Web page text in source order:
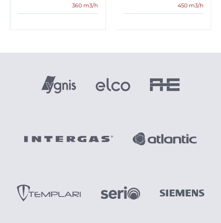
360 m3/h
450 m3/h